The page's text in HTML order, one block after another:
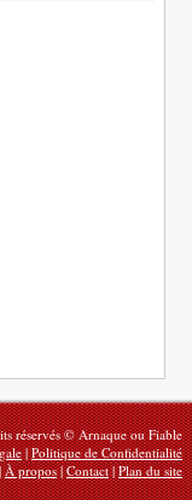
réservés © Arnaque ou Fiable
|Politique de Confidentialité
À propos|Contact|Plan du site